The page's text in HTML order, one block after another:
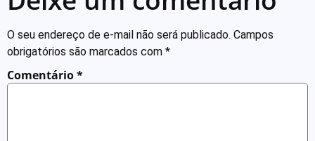
O seu endereço de e-mail não será publicado. Campos
obrigatórios são marcados com *
Comentário*